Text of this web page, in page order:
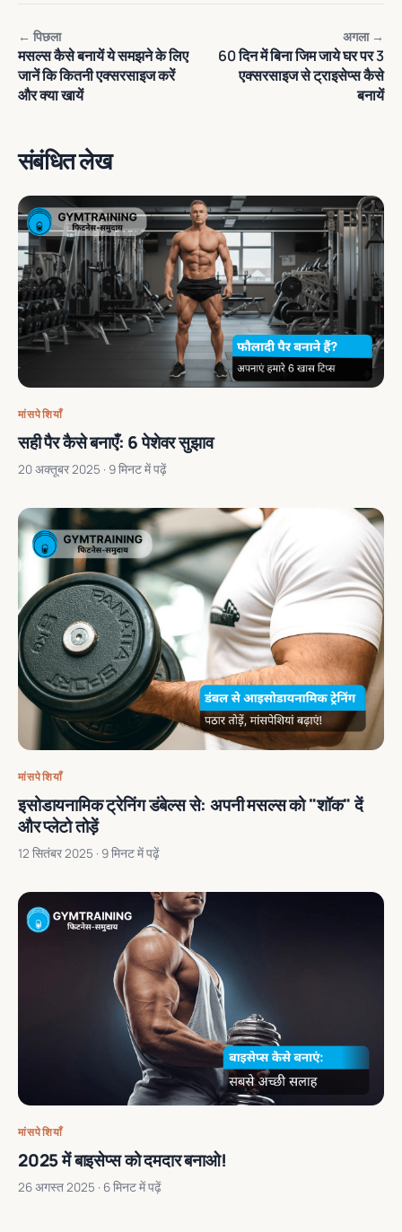
← पिछला
मसल्स कैसे बनायें ये समझने के लिए
जानें कि कितनी एक्सरसाइज करें
और क्या खायें
अगला →
60 दिन में बिना जिम जाये घर पर 3
एक्सरसाइज से ट्राइसेप्स कैसे
बनायें
संबंधित लेख
मांसपेशियाँ
सही पैर कैसे बनाएँ: 6 पेशेवर सुझाव
20 अक्तूबर 2025 · 9 मिनट में पढ़ें
मांसपेशियाँ
इसोडायनामिक ट्रेनिंग डंबेल्स से: अपनी मसल्स को "शॉक" दें
और प्लेटो तोड़ें
12 सितंबर 2025 · 9 मिनट में पढ़ें
मांसपेशियाँ
2025 में बाइसेप्स को दमदार बनाओ!
26 अगस्त 2025 · 6 मिनट में पढ़ें